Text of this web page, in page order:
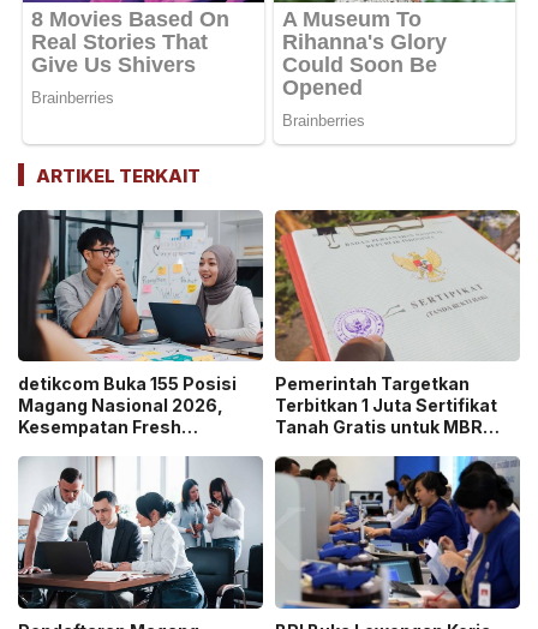
ARTIKEL TERKAIT
detikcom Buka 155 Posisi
Magang Nasional 2026,
Kesempatan Fresh
Media Digital!
Pemerintah Targetkan
Terbitkan 1 Juta Sertifikat
Tanah Gratis untuk MBR